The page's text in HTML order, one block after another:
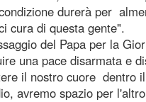
durerà per
cura di questa gente".
del Papa per la
una pace disarmata e
il nostro cuore dentro
avremo spazio per